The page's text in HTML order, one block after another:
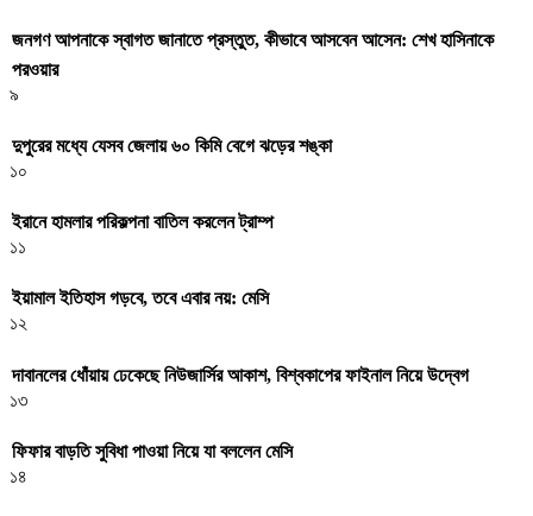
জনগণ আপনাকে স্বাগত জানাতে প্রস্তুত, কীভাবে আসবেন আসেন: শেখ হাসিনাকে
পরওয়ার
৯
দুপুরের মধ্যে যেসব জেলায় ৬০ কিমি বেগে ঝড়ের শঙ্কা
১০
ইরানে হামলার পরিকল্পনা বাতিল করলেন ট্রাম্প
১১
ইয়ামাল ইতিহাস গড়বে, তবে এবার নয়: মেসি
১২
দাবানলের ধোঁয়ায় ঢেকেছে নিউজার্সির আকাশ, বিশ্বকাপের ফাইনাল নিয়ে উদ্বেগ
১৩
ফিফার বাড়তি সুবিধা পাওয়া নিয়ে যা বললেন মেসি
১৪